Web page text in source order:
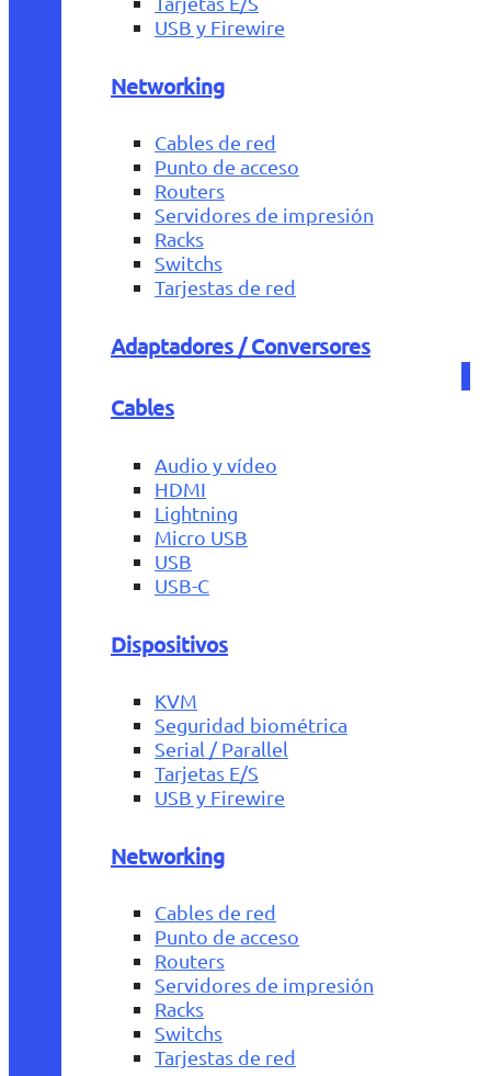
USB y Firewire
Networking
Cables de red
Punto de acceso
Routers
Servidores de impresión
Racks
Switchs
Tarjestas de red
Adaptadores / Conversores
Cables
Audio y vídeo
HDMI
Lightning
Micro USB
USB
USB-C
Dispositivos
KVM
Seguridad biométrica
Serial / Parallel
Tarjetas E/S
USB y Firewire
Networking
Cables de red
Punto de acceso
Routers
Servidores de impresión
Racks
Switchs
Tarjestas de red